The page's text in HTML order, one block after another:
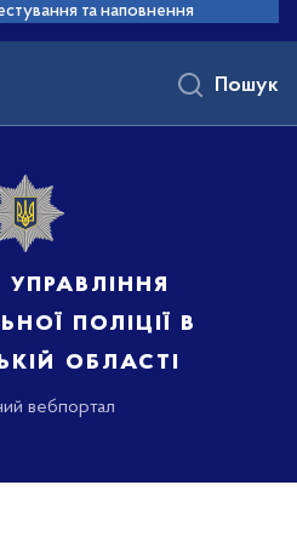
та наповнення
поліції в
області
вебпортал
Пошук